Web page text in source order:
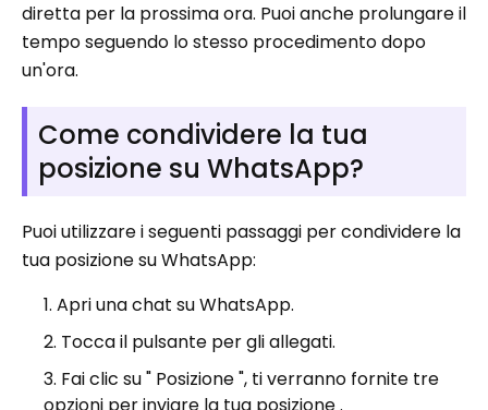
diretta per la prossima ora. Puoi anche prolungare il
tempo seguendo lo stesso procedimento dopo
un'ora.
Come condividere la tua
posizione su WhatsApp?
Puoi utilizzare i seguenti passaggi per condividere la
tua posizione su WhatsApp:
Apri una chat su WhatsApp.
Tocca il pulsante per gli allegati.
Fai clic su " Posizione ", ti verranno fornite tre